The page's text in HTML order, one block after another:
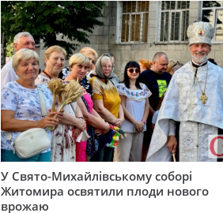
У Свято-Михайлівському соборі
Житомира освятили плоди нового
врожаю